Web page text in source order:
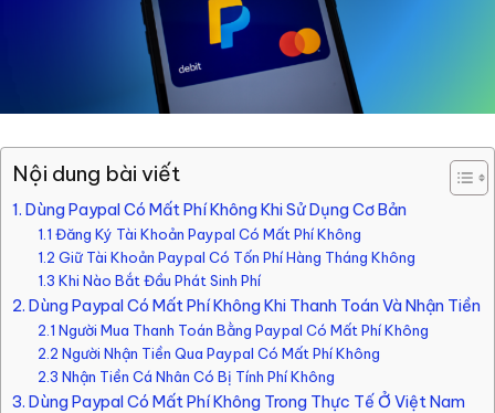
Nội dung bài viết
1. Dùng Paypal Có Mất Phí Không Khi Sử Dụng Cơ Bản
1.1 Đăng Ký Tài Khoản Paypal Có Mất Phí Không
1.2 Giữ Tài Khoản Paypal Có Tốn Phí Hàng Tháng Không
1.3 Khi Nào Bắt Đầu Phát Sinh Phí
2. Dùng Paypal Có Mất Phí Không Khi Thanh Toán Và Nhận Tiền
2.1 Người Mua Thanh Toán Bằng Paypal Có Mất Phí Không
2.2 Người Nhận Tiền Qua Paypal Có Mất Phí Không
2.3 Nhận Tiền Cá Nhân Có Bị Tính Phí Không
3. Dùng Paypal Có Mất Phí Không Trong Thực Tế Ở Việt Nam